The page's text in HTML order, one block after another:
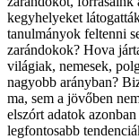
kegyhelyeket
tanulmányok feltenni
zarándokok? Hova
világiak, nemesek,
nagyobb arányban?
ma, sem a jövőben
elszórt adatok
legfontosabb